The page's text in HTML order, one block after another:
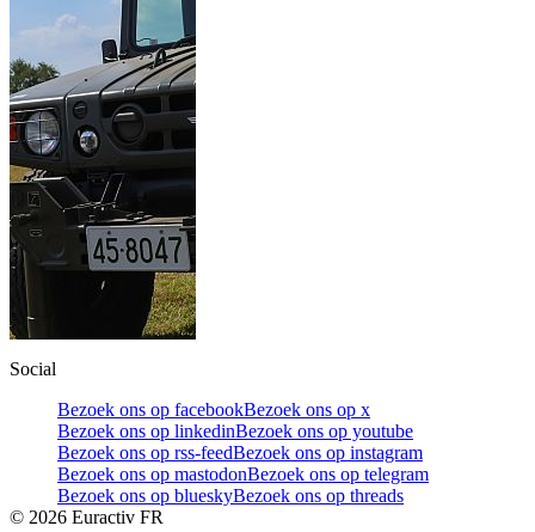
Social
Bezoek ons op facebookBezoek ons op x
Bezoek ons op linkedinBezoek ons op youtube
Bezoek ons op rss-feedBezoek ons op instagram
Bezoek ons op mastodonBezoek ons op telegram
Bezoek ons op blueskyBezoek ons op threads
© 2026 Euractiv FR